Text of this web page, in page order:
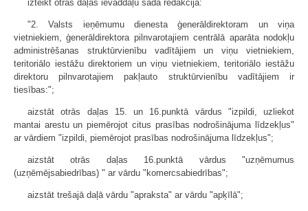
izteikt otrās daļas ievaddaļu šādā redakcijā:
"2. Valsts ieņēmumu dienesta ģenerāldirektoram un viņa
vietniekiem, ģenerāldirektora pilnvarotajiem centrālā aparāta nodokļu
administrēšanas struk­tūrvienību vadītājiem un viņu vietniekiem,
teritoriālo iestāžu direktoriem un viņu vietniekiem, teritoriālo iestāžu
direktoru pilnvarotajiem pakļauto struktūr­vienību vadītājiem ir
tiesības:";
aizstāt otrās daļas 15. un 16.punktā vārdus "izpildi, uzliekot
mantai arestu un piemērojot citus prasības nodrošinājuma līdzekļus"
ar vārdiem "izpildi, piemērojot prasības nodrošinājuma līdzekļus";
aizstāt otrās daļas 16.punktā vārdus "uzņēmumus
(uzņēmējsabiedrības) " ar vārdu "komercsabiedrības";
aizstāt trešajā daļā vārdu "apraksta" ar vārdu "apķīlā";